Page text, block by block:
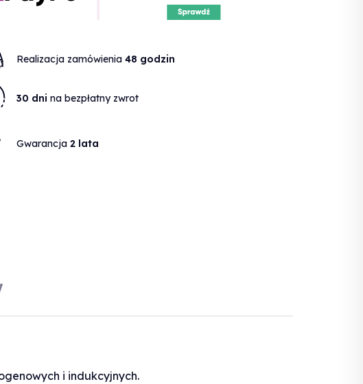
Realizacja zamówienia48 godzin
30 dni na bezpłatny zwrot
Gwarancja2 lata
i indukcyjnych.